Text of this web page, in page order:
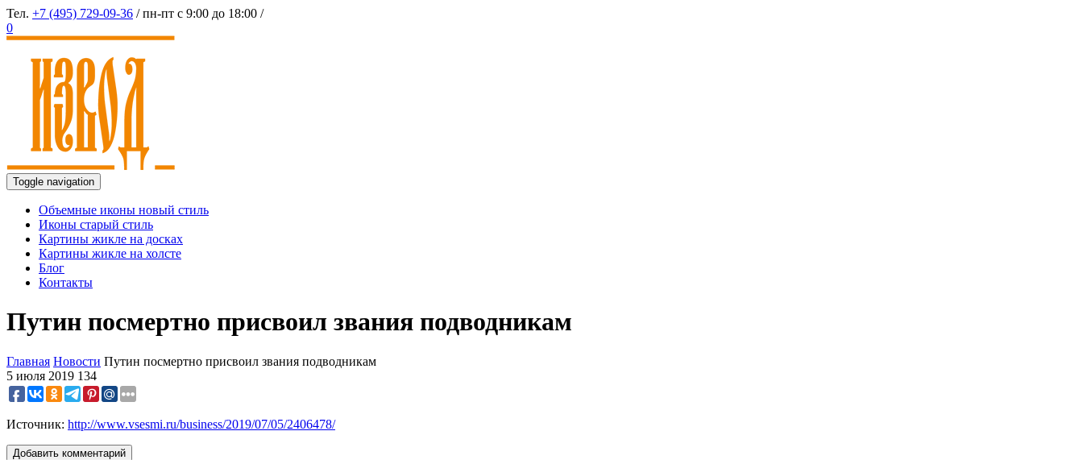
Тел. +7 (495) 729-09-36 / пн-пт с 9:00 до 18:00 /
0
Toggle navigation
Объемные иконы новый стиль
Иконы старый стиль
Картины жикле на досках
Картины жикле на холсте
Блог
Контакты
Путин посмертно присвоил звания подводникам
Главная Новости Путин посмертно присвоил звания подводникам
5 июля 2019 134
Источник: http://www.vsesmi.ru/business/2019/07/05/2406478/
Добавить комментарий